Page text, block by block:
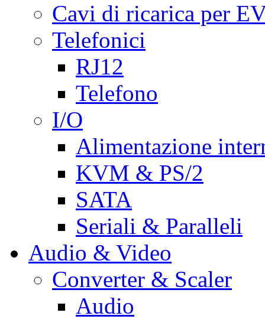
Cavi di ricarica per
Telefonici
RJ12
Telefono
I/O
Alimentazione
KVM & PS/2
SATA
Seriali & Paralleli
Audio & Video
Converter & Scaler
Audio